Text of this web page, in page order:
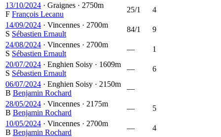
13/10/2024 · Graignes · 2750m
F François Lecanu
25/1
4
14/09/2024 · Vincennes · 2700m
S Sébastien Ernault
84/1
9
24/08/2024 · Vincennes · 2700m
S Sébastien Ernault
—
1
20/07/2024 · Enghien Soisy · 1609m
S Sébastien Ernault
—
6
06/07/2024 · Enghien Soisy · 2150m
B Benjamin Rochard
—
28/05/2024 · Vincennes · 2175m
B Benjamin Rochard
—
5
10/05/2024 · Vincennes · 2700m
B Benjamin Rochard
—
4